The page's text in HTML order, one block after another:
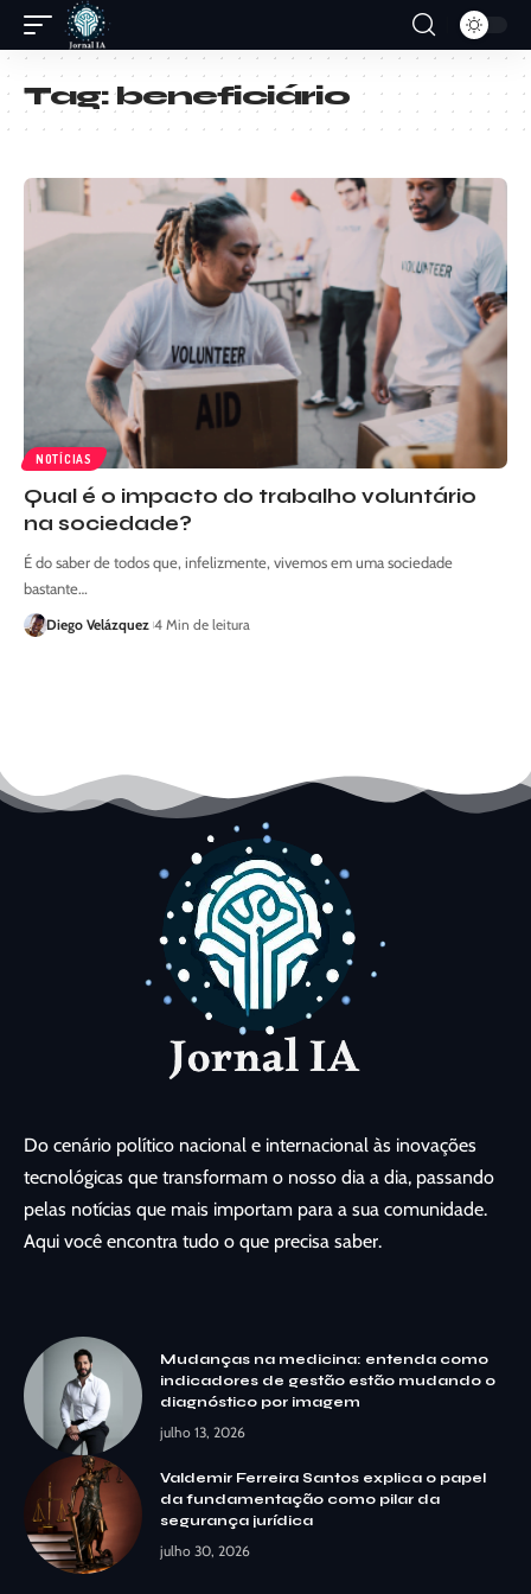
Tag:beneficiário
NOTÍCIAS
Qual é o impacto do trabalho voluntário
na sociedade?
É do saber de todos que, infelizmente, vivemos em uma sociedade
bastante…
Diego Velázquez 4 Min de leitura
Do cenário político nacional e internacional às inovações
tecnológicas que transformam o nosso dia a dia, passando
pelas notícias que mais importam para a sua comunidade.
Aqui você encontra tudo o que precisa saber.
Mudanças na medicina: entenda como
indicadores de gestão estão mudando o
diagnóstico por imagem
julho 13, 2026
Valdemir Ferreira Santos explica o papel
da fundamentação como pilar da
segurança jurídica
julho 30, 2026